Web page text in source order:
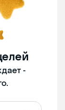
-